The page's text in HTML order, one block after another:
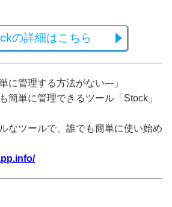
の詳細はこちら
に管理する方法がない---」
簡単に管理できるツール「Stock」
なツールで、誰でも簡単に使い始め